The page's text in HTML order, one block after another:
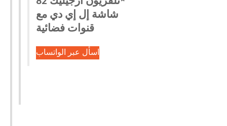
شاشة إل إي دي مع
قنوات فضائية
اسأل عبر الواتساب